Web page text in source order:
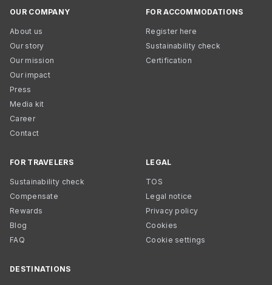
OUR COMPANY
About us
Our story
Our mission
Our impact
Press
Media kit
Career
Contact
FOR ACCOMMODATIONS
Register here
Sustainability check
Certification
FOR TRAVELERS
Sustainability check
Compensate
Rewards
Blog
FAQ
LEGAL
TOS
Legal notice
Privacy policy
Cookies
Cookie settings
DESTINATIONS